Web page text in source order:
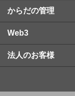
からだの管理
Web3
法人のお客様